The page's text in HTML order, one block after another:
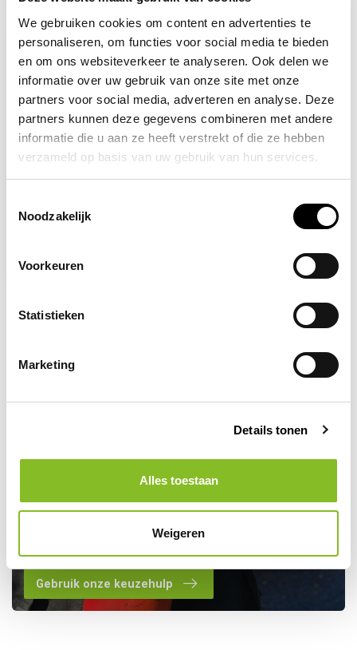
We gebruiken cookies om content en advertenties te
personaliseren, om functies voor social media te bieden
en om ons websiteverkeer te analyseren. Ook delen we
informatie over uw gebruik van onze site met onze
partners voor social media, adverteren en analyse. Deze
partners kunnen deze gegevens combineren met andere
informatie die u aan ze heeft verstrekt of die ze hebben
verzameld op basis van uw gebruik van hun services.
Noodzakelijk
Voorkeuren
Statistieken
Marketing
Details tonen
Alles toestaan
Weigeren
Recent bekeken
-17%
Op voorraad
11,95 9,95
Kom je er toch niet helemaal
uit? Maak gebruik van onze
Gebruik onze keuzehulp